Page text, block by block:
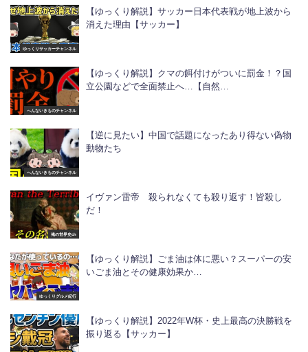
ゆっくりサッカーチャンネル
【ゆっくり解説】サッカー日本代表戦が地上波から
消えた理由【サッカー】
へんないきものチャンネル
【ゆっくり解説】クマの餌付けがついに罰金！？国
立公園などで全面禁止へ…【自然…
へんないきものチャンネル
【逆に見たい】中国で話題になったあり得ない偽物
動物たち
俺の世界史ch
イヴァン雷帝 殺られなくても殺り返す！皆殺し
だ！
ゆっくりグルメ紀行
【ゆっくり解説】ごま油は体に悪い？スーパーの安
いごま油とその健康効果か…
【ゆっくり解説】2022年W杯・史上最高の決勝戦を
振り返る【サッカー】